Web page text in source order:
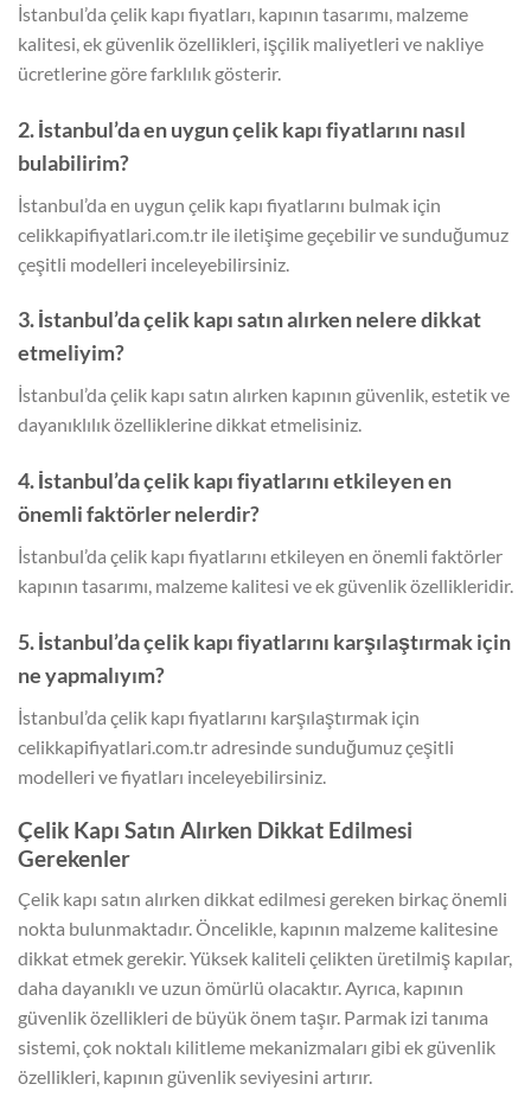
İstanbul’da çelik kapı fiyatları, kapının tasarımı, malzeme
kalitesi, ek güvenlik özellikleri, işçilik maliyetleri ve nakliye
ücretlerine göre farklılık gösterir.
2. İstanbul’da en uygun çelik kapı fiyatlarını nasıl
bulabilirim?
İstanbul’da en uygun çelik kapı fiyatlarını bulmak için
celikkapifiyatlari.com.tr ile iletişime geçebilir ve sunduğumuz
çeşitli modelleri inceleyebilirsiniz.
3. İstanbul’da çelik kapı satın alırken nelere dikkat
etmeliyim?
İstanbul’da çelik kapı satın alırken kapının güvenlik, estetik ve
dayanıklılık özelliklerine dikkat etmelisiniz.
4. İstanbul’da çelik kapı fiyatlarını etkileyen en
önemli faktörler nelerdir?
İstanbul’da çelik kapı fiyatlarını etkileyen en önemli faktörler
kapının tasarımı, malzeme kalitesi ve ek güvenlik özellikleridir.
5. İstanbul’da çelik kapı fiyatlarını karşılaştırmak için
ne yapmalıyım?
İstanbul’da çelik kapı fiyatlarını karşılaştırmak için
celikkapifiyatlari.com.tr adresinde sunduğumuz çeşitli
modelleri ve fiyatları inceleyebilirsiniz.
Çelik Kapı Satın Alırken Dikkat Edilmesi
Gerekenler
Çelik kapı satın alırken dikkat edilmesi gereken birkaç önemli
nokta bulunmaktadır. Öncelikle, kapının malzeme kalitesine
dikkat etmek gerekir. Yüksek kaliteli çelikten üretilmiş kapılar,
daha dayanıklı ve uzun ömürlü olacaktır. Ayrıca, kapının
güvenlik özellikleri de büyük önem taşır. Parmak izi tanıma
sistemi, çok noktalı kilitleme mekanizmaları gibi ek güvenlik
özellikleri, kapının güvenlik seviyesini artırır.